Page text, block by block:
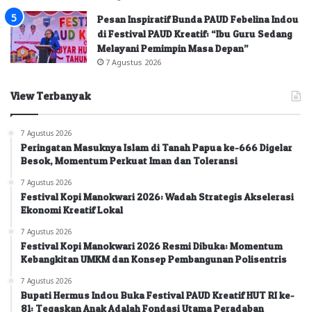
Pesan Inspiratif Bunda PAUD Febelina Indou
di Festival PAUD Kreatif: “Ibu Guru Sedang
Melayani Pemimpin Masa Depan”
7 Agustus 2026
View Terbanyak
7 Agustus 2026
Peringatan Masuknya Islam di Tanah Papua ke-666 Digelar
Besok, Momentum Perkuat Iman dan Toleransi
7 Agustus 2026
Festival Kopi Manokwari 2026: Wadah Strategis Akselerasi
Ekonomi Kreatif Lokal
7 Agustus 2026
Festival Kopi Manokwari 2026 Resmi Dibuka: Momentum
Kebangkitan UMKM dan Konsep Pembangunan Polisentris
7 Agustus 2026
Bupati Hermus Indou Buka Festival PAUD Kreatif HUT RI ke-
81: Tegaskan Anak Adalah Fondasi Utama Peradaban